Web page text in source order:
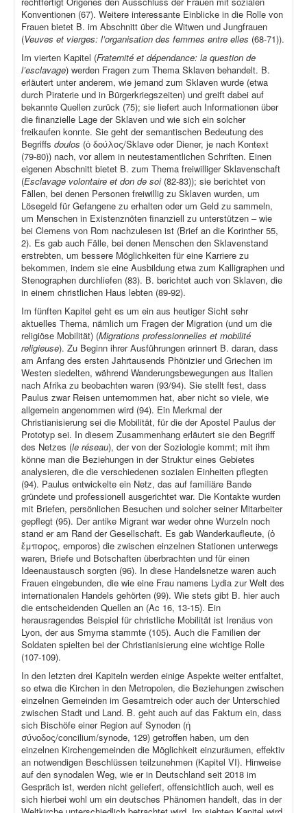
Konventionen (67). Weitere interessante Einblicke in die Rolle von
Frauen bietet B. im Abschnitt über die Witwen und Jungfrauen
(Veuves et vierges: l’organisation des femmes entre elles (68-71)).
Im vierten Kapitel (Fraternité et dépendance: la question de
l’esclavage) werden Fragen zum Thema Sklaven behandelt. B.
erläutert unter anderem, wie jemand zum Sklaven wurde (etwa
durch Piraterie und in Bürgerkriegszeiten) und greift dabei auf
bekannte Quellen zurück (75); sie liefert auch Informationen über
die finanzielle Lage der Sklaven und wie sich ein solcher
freikaufen konnte. Sie geht der semantischen Bedeutung des
Begriffs doulos (ὁ δούλος/Sklave oder Diener, je nach Kontext
(79-80)) nach, vor allem in neutestamentlichen Schriften. Einen
eigenen Abschnitt bietet B. zum Thema freiwilliger Sklavenschaft
(Esclavage volontaire et don de soi(82-83)); sie berichtet von
Fällen, bei denen Personen freiwillig zu Sklaven wurden, um
Lösegeld für Gefangene zu erhalten oder um Geld zu sammeln,
um Menschen in Existenznöten finanziell zu unterstützen – wie
bei Clemens von Rom nachzulesen ist (Brief an die Korinther 55,
2). Es gab auch Fälle, bei denen Menschen den Sklavenstand
erstrebten, um bessere Möglichkeiten für eine Karriere zu
bekommen, indem sie eine Ausbildung etwa zum Kalligraphen und
Stenographen durchliefen (83). B. berichtet auch von Sklaven, die
in einem christlichen Haus lebten (89-92).
Im fünften Kapitel geht es um ein aus heutiger Sicht sehr
aktuelles Thema, nämlich um Fragen der Migration (und um die
religiöse Mobilität) (Migrations professionnelles et mobilité
religieuse). Zu Beginn ihrer Ausführungen erinnert B. daran, dass
am Anfang des ersten Jahrtausends Phönizier und Griechen im
Westen siedelten, während Wanderungsbewegungen aus Italien
nach Afrika zu beobachten waren (93/94). Sie stellt fest, dass
Paulus zwar Reisen unternommen hat, aber nicht so viele, wie
allgemein angenommen wird (94). Ein Merkmal der
Christianisierung sei die Mobilität, für die der Apostel Paulus der
Prototyp sei. In diesem Zusammenhang erläutert sie den Begriff
des Netzes (le réseau), der von der Soziologie kommt; mit ihm
könne man die Beziehungen in der Struktur eines Gebietes
analysieren, die die verschiedenen sozialen Einheiten pflegten
(94). Paulus entwickelte ein Netz, das auf familiäre Bande
gründete und professionell ausgerichtet war. Die Kontakte wurden
mit Briefen, persönlichen Besuchen und solcher seiner Mitarbeiter
gepflegt (95). Der antike Migrant war weder ohne Wurzeln noch
stand er am Rand der Gesellschaft. Es gab Wanderkaufleute, (ὁ
ἔμπορος, emporos) die zwischen einzelnen Stationen unterwegs
waren, Briefe und Botschaften überbrachten und für einen
Ideenaustausch sorgten (96). In diese Handelsnetze waren auch
Frauen eingebunden, die wie eine Frau namens Lydia zur Welt des
internationalen Handels gehörten (99). Wie stets gibt B. hier auch
die entscheidenden Quellen an (Ac 16, 13-15). Ein
herausragendes Beispiel für christliche Mobilität ist Irenäus von
Lyon, der aus Smyrna stammte (105). Auch die Familien der
Soldaten spielten bei der Christianisierung eine wichtige Rolle
(107-109).
In den letzten drei Kapiteln werden einige Aspekte weiter entfaltet,
so etwa die Kirchen in den Metropolen, die Beziehungen zwischen
einzelnen Gemeinden im Gesamtreich oder auch der Unterschied
zwischen Stadt und Land. B. geht auch auf das Faktum ein, dass
sich Bischöfe einer Region auf Synoden (ἡ
σύνοδος/concilium/synode, 129) getroffen haben, um den
einzelnen Kirchengemeinden die Möglichkeit einzuräumen, effektiv
an notwendigen Beschlüssen teilzunehmen (Kapitel VI). Hinweise
auf den synodalen Weg, wie er in Deutschland seit 2018 im
Gespräch ist, werden nicht geliefert, offensichtlich auch, weil es
sich hierbei wohl um ein deutsches Phänomen handelt, das in der